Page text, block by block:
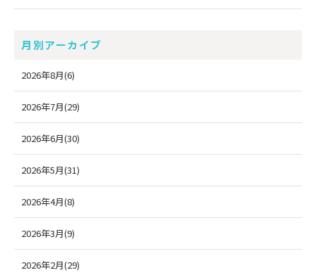
月別アーカイブ
2026年8月(6)
2026年7月(29)
2026年6月(30)
2026年5月(31)
2026年4月(8)
2026年3月(9)
2026年2月(29)